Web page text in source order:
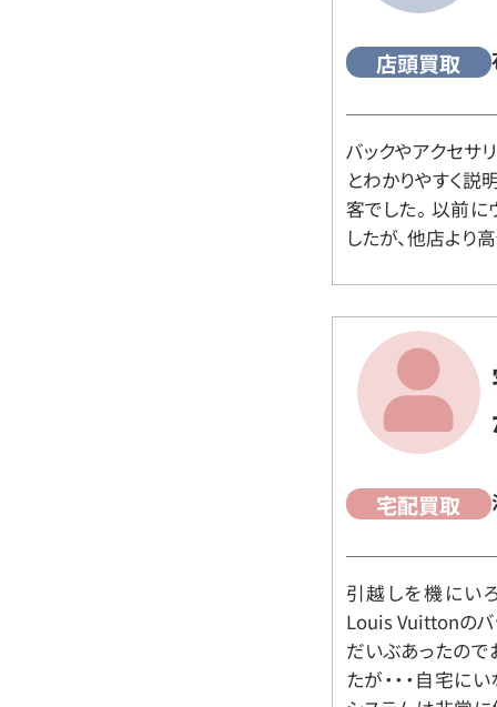
店頭買取
バックやアクセサ
とわかりやすく説
客でした。 以前
したが、他店より
宅配買取
引越しを機にい
Louis Vuittonのバ
だいぶあったので
たが・・・自宅に